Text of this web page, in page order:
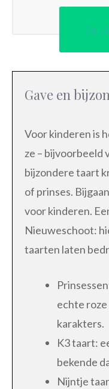
Ja,
Gave en
Voor kinderen is
ze – bijvoorbeeld
bijzondere taart
of prinses.
voor kinderen.
Nieuweschoot:
taarten laten
echte
karakters.
K3 taart:
bekende
Nijntje